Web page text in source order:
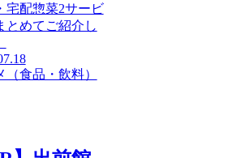
宅配惣菜2サービ
とめてご紹介し
（食品・飲料）